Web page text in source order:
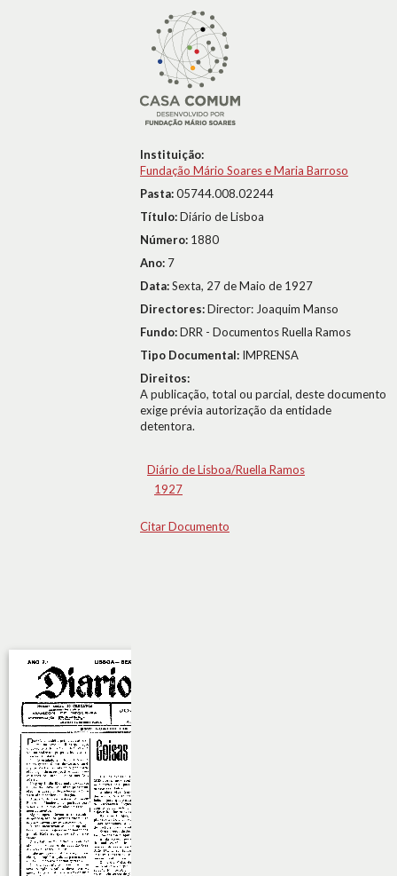
Instituição:
Fundação Mário Soares e Maria Barroso
Pasta:05744.008.02244
Título:Diário de Lisboa
Número: 1880
Ano: 7
Data:Sexta, 27 de Maio de 1927
Directores:Director: Joaquim Manso
Fundo:DRR - Documentos Ruella Ramos
Tipo Documental: IMPRENSA
Direitos:
A publicação, total ou parcial, deste documento
exige prévia autorização da entidade
detentora.
Diário de Lisboa/Ruella Ramos
1927
Citar Documento